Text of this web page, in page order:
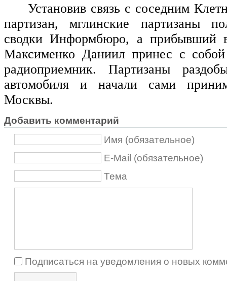
Установив связь с соседним
партизан, мглинские партизаны
сводки Информбюро, а прибывший
Максименко Даниил принес с собой
радиоприемник. Партизаны
автомобиля и начали сами
Москвы.
Добавить комментарий
Имя (обязательное)
E-Mail (обязательное)
Тема
Подписаться на уведомления о новых